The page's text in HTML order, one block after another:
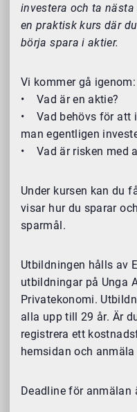
investera och ta
en praktisk kurs där
börja spara i aktier.
Vi kommer gå igenom:
• Vad är en aktie?
• Vad behövs för att
man egentligen
• Vad är risken med
Under kursen kan du
visar hur du sparar
sparmål.
Utbildningen hålls av
utbildningar på Unga
Privatekonomi.
alla upp till 29 år. Är
registrera ett
hemsidan och
Deadline för anmälan